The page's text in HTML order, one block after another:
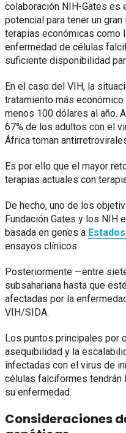
colaboración NIH-Gates es
potencial para tener un
terapias económicas como
enfermedad de células
suficiente disponibilidad
En el caso del VIH, la
tratamiento más
menos 100 dólares al año.
67% de los adultos con el
África toman
Es por ello que el mayor
terapias actuales con
De hecho, uno de los
Fundación Gates y los NIH
basada en genes a
ensayos clínicos.
Posteriormente —entre
subsahariana hasta que
afectadas por la
VIH/SIDA.
Los puntos principales por
asequibilidad y la
infectadas con el virus de
células falciformes tendrán
su enfermedad.
Consideraciones